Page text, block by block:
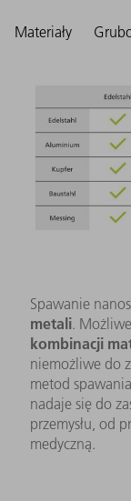
Materiały
Spawanie
metali.
kombinacji
niemożliwe do
metod
nadaje się do
przemysłu, od
medyczną.